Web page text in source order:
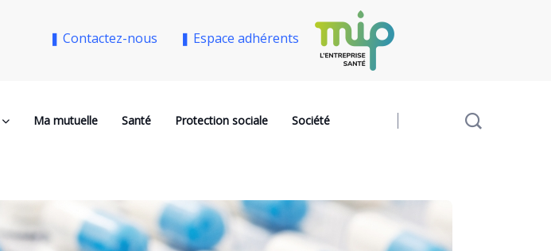
❚ Contactez-nous ❚ Espace adhérents
Ma mutuelle Santé Protection sociale Société